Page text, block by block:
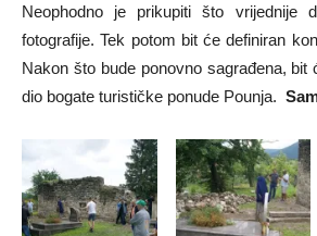
Neophodno je prikupiti što vrijednije
fotografije. Tek potom bit će definiran
Nakon što bude ponovno sagrađena, bit
dio bogate turističke ponude Pounja.